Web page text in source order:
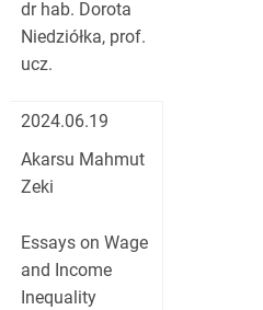
dr hab. Dorota
Niedziółka, prof.
ucz.
2024.06.19
Akarsu Mahmut
Zeki
Essays on Wage
and Income
Inequality